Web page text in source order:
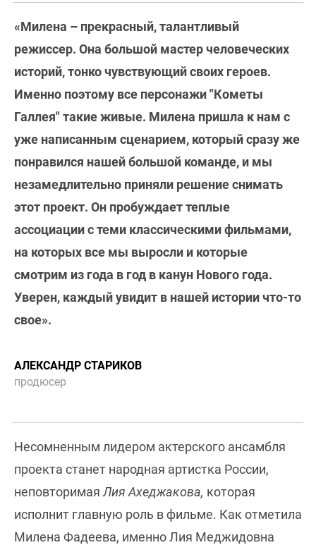
«Милена – прекрасный, талантливый
режиссер. Она большой мастер человеческих
историй, тонко чувствующий своих героев.
Именно поэтому все персонажи "Кометы
Галлея" такие живые. Милена пришла к нам с
уже написанным сценарием, который сразу же
понравился нашей большой команде, и мы
незамедлительно приняли решение снимать
этот проект. Он пробуждает теплые
ассоциации с теми классическими фильмами,
на которых все мы выросли и которые
смотрим из года в год в канун Нового года.
Уверен, каждый увидит в нашей истории что-то
свое».
АЛЕКСАНДР СТАРИКОВ
продюсер
Несомненным лидером актерского ансамбля
проекта станет народная артистка России,
неповторимая Лия Ахеджакова, которая
исполнит главную роль в фильме. Как отметила
Милена Фадеева, именно Лия Меджидовна